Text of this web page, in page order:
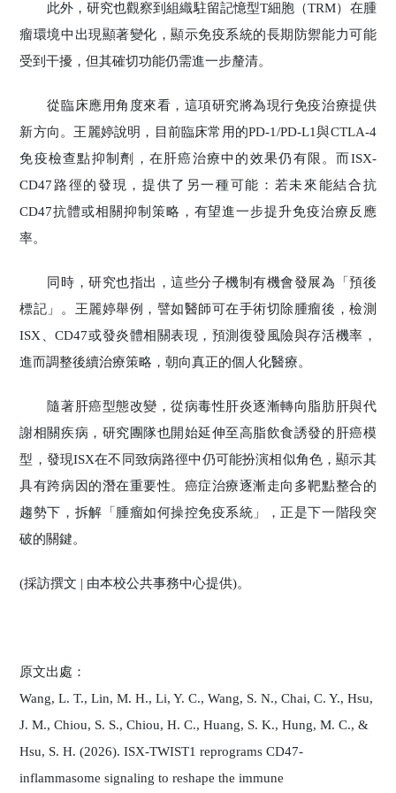
此外，研究也觀察到組織駐留記憶型T細胞（TRM）在腫
瘤環境中出現顯著變化，顯示免疫系統的長期防禦能力可能
受到干擾，但其確切功能仍需進一步釐清。
從臨床應用角度來看，這項研究將為現行免疫治療提供
新方向。王麗婷說明，目前臨床常用的PD-1/PD-L1與CTLA-4
免疫檢查點抑制劑，在肝癌治療中的效果仍有限。而ISX-
CD47路徑的發現，提供了另一種可能：若未來能結合抗
CD47抗體或相關抑制策略，有望進一步提升免疫治療反應
率。
同時，研究也指出，這些分子機制有機會發展為「預後
標記」。王麗婷舉例，譬如醫師可在手術切除腫瘤後，檢測
ISX、CD47或發炎體相關表現，預測復發風險與存活機率，
進而調整後續治療策略，朝向真正的個人化醫療。
隨著肝癌型態改變，從病毒性肝炎逐漸轉向脂肪肝與代
謝相關疾病，研究團隊也開始延伸至高脂飲食誘發的肝癌模
型，發現ISX在不同致病路徑中仍可能扮演相似角色，顯示其
具有跨病因的潛在重要性。癌症治療逐漸走向多靶點整合的
趨勢下，拆解「腫瘤如何操控免疫系統」，正是下一階段突
破的關鍵。
(採訪撰文 | 由本校公共事務中心提供)。
原文出處：
Wang, L. T., Lin, M. H., Li, Y. C., Wang, S. N., Chai, C. Y., Hsu,
J. M., Chiou, S. S., Chiou, H. C., Huang, S. K., Hung, M. C., &
Hsu, S. H. (2026). ISX-TWIST1 reprograms CD47-
inflammasome signaling to reshape the immune